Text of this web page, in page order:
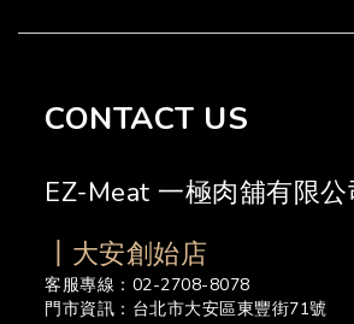
CONTACT US
EZ-Meat 一極肉舖有限公
┃大安創始店
客服專線：02-2708-8078
門市資訊：台北市大安區東豐街71號